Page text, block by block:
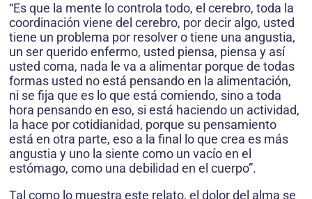
“Es que la mente lo controla todo, el cerebro, toda la
coordinación viene del cerebro, por decir algo, usted
tiene un problema por resolver o tiene una angustia,
un ser querido enfermo, usted piensa, piensa y así
usted coma, nada le va a alimentar porque de todas
formas usted no está pensando en la alimentación,
ni se fija que es lo que está comiendo, sino a toda
hora pensando en eso, si está haciendo un actividad,
la hace por cotidianidad, porque su pensamiento
está en otra parte, eso a la final lo que crea es más
angustia y uno la siente como un vacío en el
estómago, como una debilidad en el cuerpo”.
Tal como lo muestra este relato, el dolor del alma se